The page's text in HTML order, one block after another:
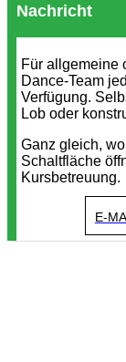
Nachricht
Für allgemeine
Dance-Team
Verfügung.
Lob oder
Ganz gleich,
Schaltfläche
Kursbetreuung.
E-